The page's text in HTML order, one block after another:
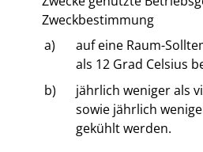
Zweckbestimmung
a)
auf eine Raum-
als 12 Grad Celsius
b)
jährlich weniger als
sowie jährlich
gekühlt werden.